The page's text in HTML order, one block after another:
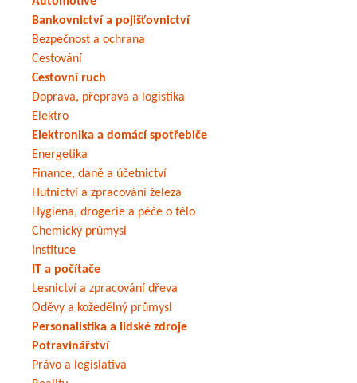
Bankovnictví a pojišťovnictví
Bezpečnost a ochrana
Cestování
Cestovní ruch
Doprava, přeprava a logistika
Elektro
Elektronika a domácí spotřebiče
Energetika
Finance, daně a účetnictví
Hutnictví a zpracování železa
Hygiena, drogerie a péče o tělo
Chemický průmysl
Instituce
IT a počítače
Lesnictví a zpracování dřeva
Oděvy a kožedělný průmysl
Personalistika a lidské zdroje
Potravinářství
Právo a legislativa